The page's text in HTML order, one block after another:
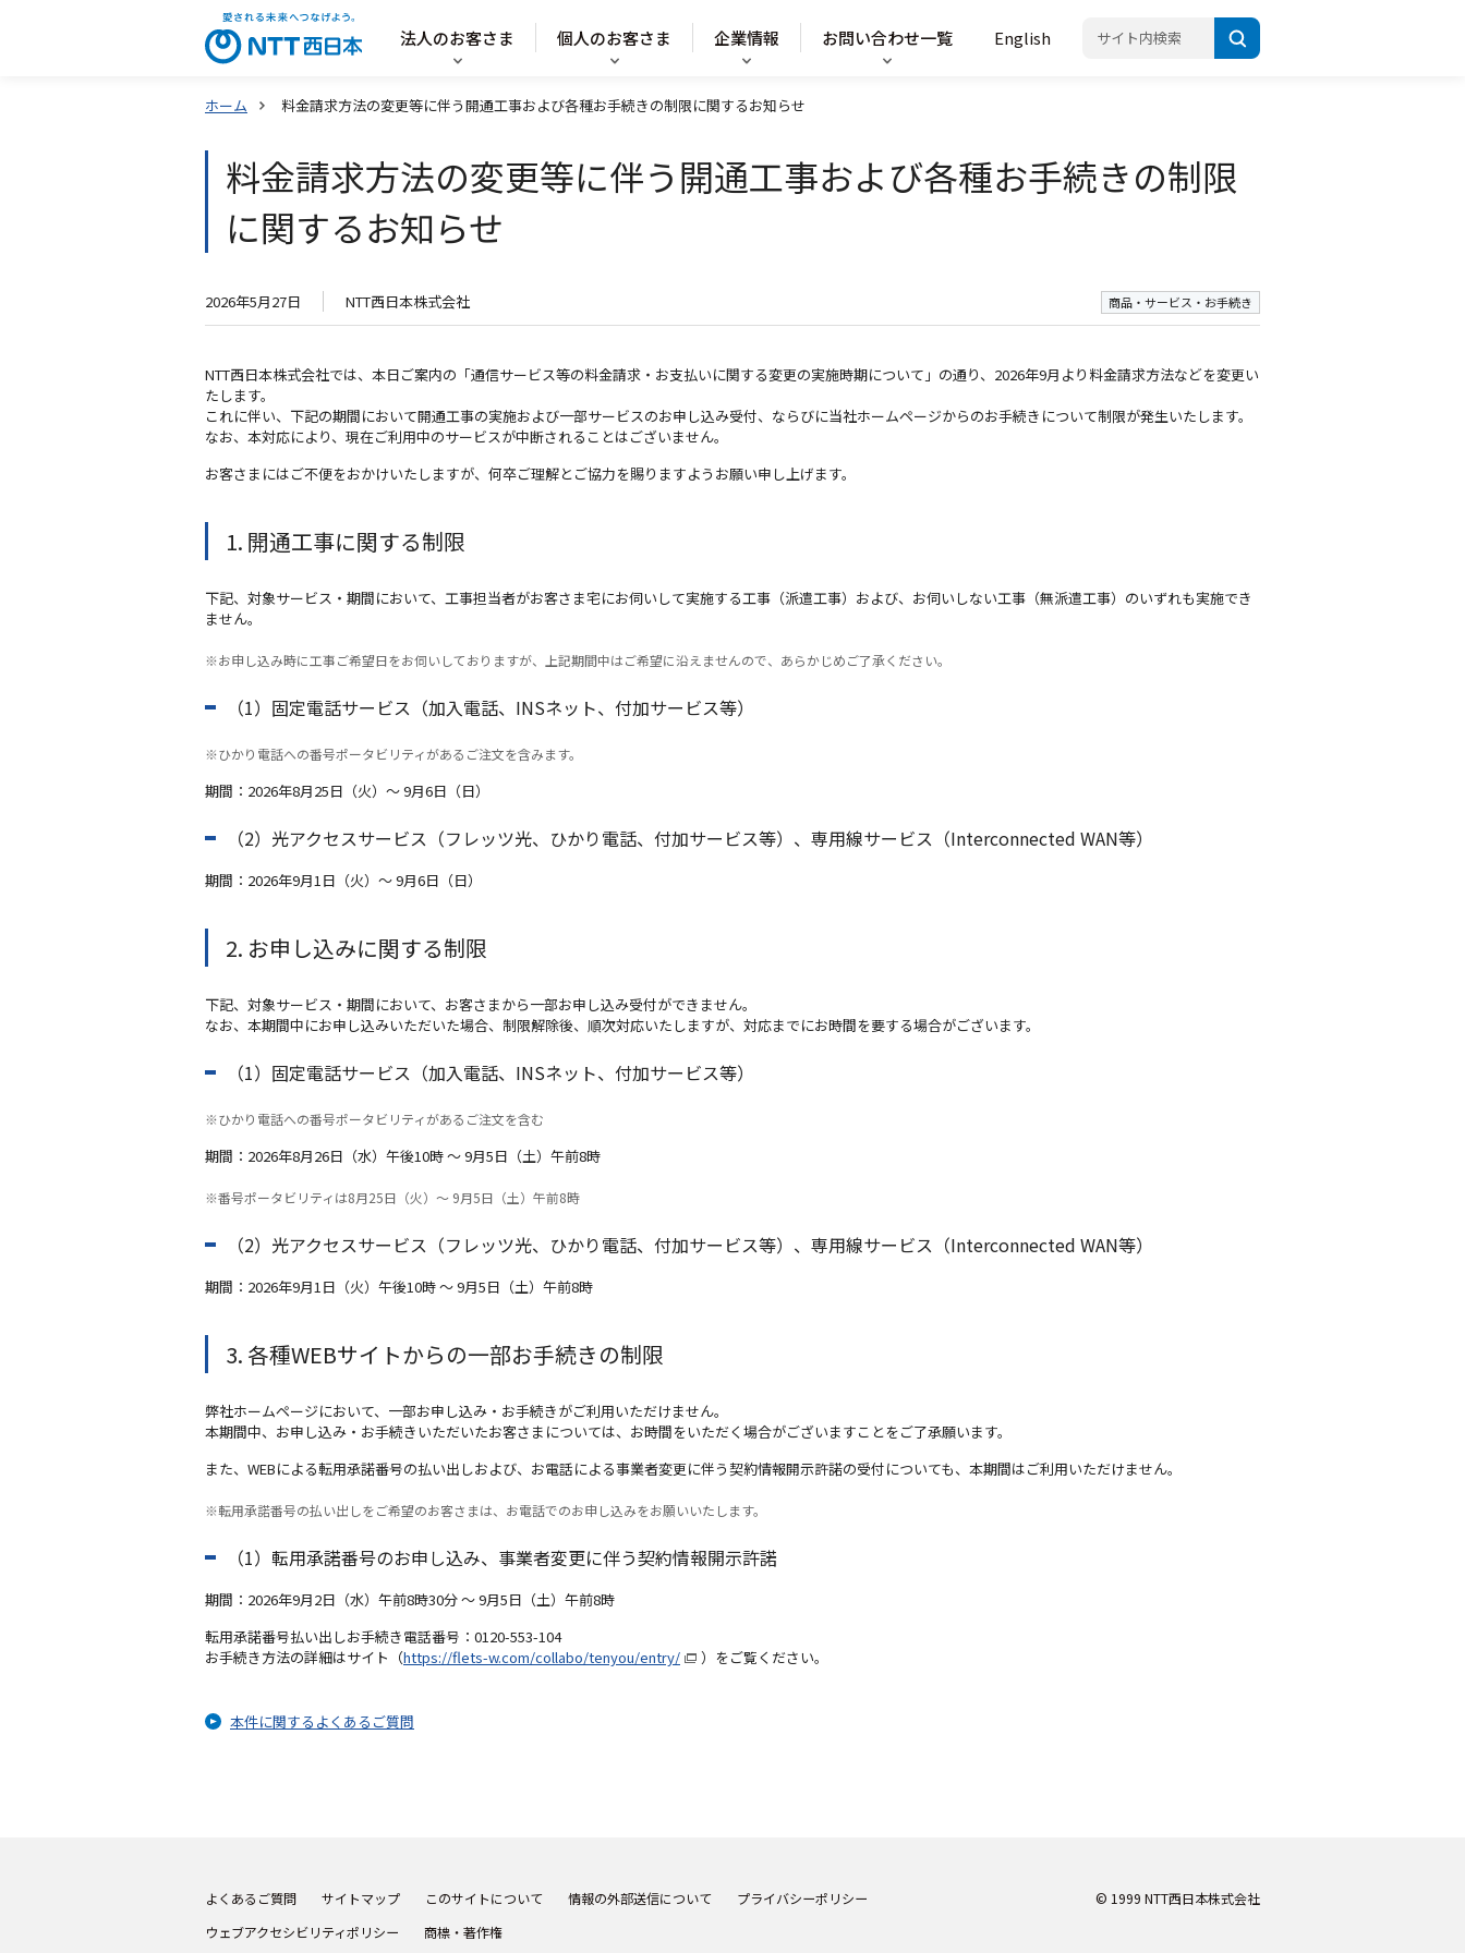
法人のお客さま 個人のお客さま 企業情報 お問い合わせ一覧 English
ホーム 料金請求方法の変更等に伴う開通工事および各種お手続きの制限に関するお知らせ
料金請求方法の変更等に伴う開通工事および各種お手続きの制限
に関するお知らせ
2026年5月27日 NTT西日本株式会社 商品・サービス・お手続き
NTT西日本株式会社では、本日ご案内の「通信サービス等の料金請求・お支払いに関する変更の実施時期について」の通り、2026年9月より料金請求方法などを変更い
たします。
これに伴い、下記の期間において開通工事の実施および一部サービスのお申し込み受付、ならびに当社ホームページからのお手続きについて制限が発生いたします。
なお、本対応により、現在ご利用中のサービスが中断されることはございません。
お客さまにはご不便をおかけいたしますが、何卒ご理解とご協力を賜りますようお願い申し上げます。
1. 開通工事に関する制限
下記、対象サービス・期間において、工事担当者がお客さま宅にお伺いして実施する工事（派遣工事）および、お伺いしない工事（無派遣工事）のいずれも実施でき
ません。
※お申し込み時に工事ご希望日をお伺いしておりますが、上記期間中はご希望に沿えませんので、あらかじめご了承ください。
（1）固定電話サービス（加入電話、INSネット、付加サービス等）
※ひかり電話への番号ポータビリティがあるご注文を含みます。
期間：2026年8月25日（火）～ 9月6日（日）
（2）光アクセスサービス（フレッツ光、ひかり電話、付加サービス等）、専用線サービス（Interconnected WAN等）
期間：2026年9月1日（火）～ 9月6日（日）
2. お申し込みに関する制限
下記、対象サービス・期間において、お客さまから一部お申し込み受付ができません。
なお、本期間中にお申し込みいただいた場合、制限解除後、順次対応いたしますが、対応までにお時間を要する場合がございます。
（1）固定電話サービス（加入電話、INSネット、付加サービス等）
※ひかり電話への番号ポータビリティがあるご注文を含む
期間：2026年8月26日（水）午後10時 ～ 9月5日（土）午前8時
※番号ポータビリティは8月25日（火）～ 9月5日（土）午前8時
（2）光アクセスサービス（フレッツ光、ひかり電話、付加サービス等）、専用線サービス（Interconnected WAN等）
期間：2026年9月1日（火）午後10時 ～ 9月5日（土）午前8時
3. 各種WEBサイトからの一部お手続きの制限
弊社ホームページにおいて、一部お申し込み・お手続きがご利用いただけません。
本期間中、お申し込み・お手続きいただいたお客さまについては、お時間をいただく場合がございますことをご了承願います。
また、WEBによる転用承諾番号の払い出しおよび、お電話による事業者変更に伴う契約情報開示許諾の受付についても、本期間はご利用いただけません。
※転用承諾番号の払い出しをご希望のお客さまは、お電話でのお申し込みをお願いいたします。
（1）転用承諾番号のお申し込み、事業者変更に伴う契約情報開示許諾
期間：2026年9月2日（水）午前8時30分 ～ 9月5日（土）午前8時
転用承諾番号払い出しお手続き電話番号：0120-553-104
お手続き方法の詳細はサイト（https://flets-w.com/collabo/tenyou/entry/ ）をご覧ください。
本件に関するよくあるご質問
よくあるご質問 サイトマップ このサイトについて 情報の外部送信について
プライバシーポリシー
ウェブアクセシビリティポリシー
商標・著作権
© 1999 NTT西日本株式会社